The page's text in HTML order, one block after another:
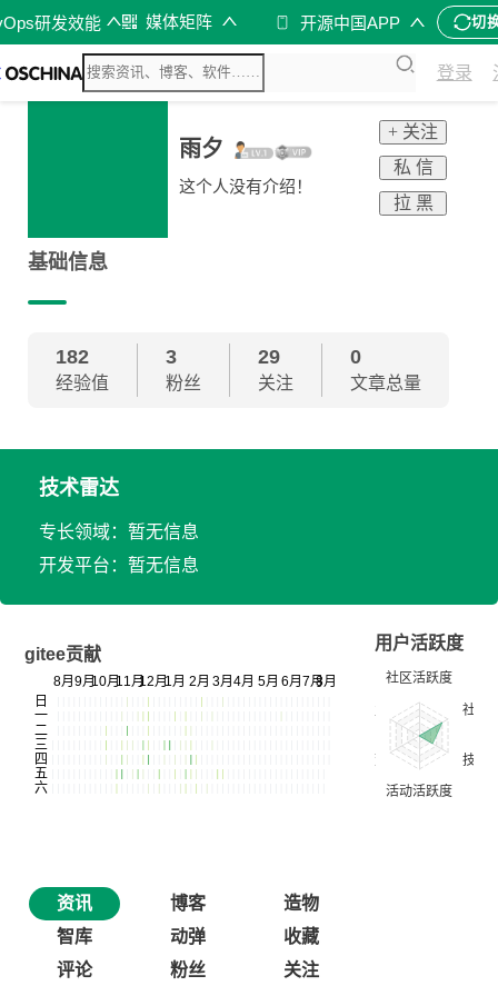
研发效能 媒体矩阵 开源中国APP 切
登录
雨夕
这个人没有介绍！
+ 关注
私 信
拉 黑
基础信息
182
经验值
3
粉丝
29
关注
0
文章总量
技术雷达
专长领域：暂无信息
开发平台：暂无信息
gitee贡献
用户活跃度
资讯 博客
造物
智库
动弹
收藏
评论
粉丝 关注